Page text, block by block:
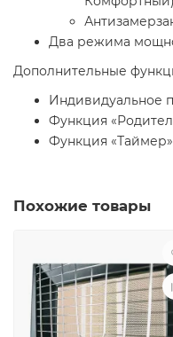
Два режима
Дополнительные
Индивидуальное
Функция
Функция
Похожие товары